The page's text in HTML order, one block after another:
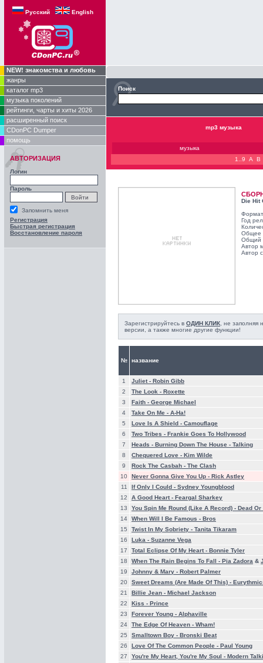
Русский English
NEW! знакомства и любовь
жанры
каталог mp3
музыка поколений
рейтинги, чарты и хиты 2026
расширенный поиск
CDonPC Dumper
помощь
АВТОРИЗАЦИЯ
Логин
Пароль
Запомнить меня
Регистрация
Быстрая регистрация
Восстановление пароля
Поиск
mp3 музыка
музыка
1..9
A B
Die Hit
Год
Общее
Общий
Автор
Автор
Зарегистрируйтесь в ОДИН КЛИК , не
версии, а также многие другие функции!
№ название
1 Juliet - Robin Gibb
2
The Look - Roxette
3
Faith - George Michael
4
Take On Me - A-Ha!
5
Love Is A Shield - Camouflage
6
Two Tribes - Frankie Goes To Hollywood
7
Heads - Burning Down The House - Talking
8
Chequered Love - Kim Wilde
9
Rock The Casbah - The Clash
10
Never Gonna Give You Up - Rick Astley
11
If Only I Could - Sydney Youngblood
12
A Good Heart - Feargal Sharkey
13
You Spin Me Round (Like A Record) - Dead
14
When Will I Be Famous - Bros
15
Twist In My Sobriety - Tanita Tikaram
16
Luka - Suzanne Vega
17
Total Eclipse Of My Heart - Bonnie Tyler
18
When The Rain Begins To Fall - Pia Zadora &
19
Johnny & Mary - Robert Palmer
20
Sweet Dreams (Are Made Of This) -
21
Billie Jean - Michael Jackson
22
Kiss - Prince
23
Forever Young - Alphaville
24
The Edge Of Heaven - Wham!
25
Smalltown Boy - Bronski Beat
26
Love Of The Common People - Paul Young
27
You're My Heart, You're My Soul - Modern